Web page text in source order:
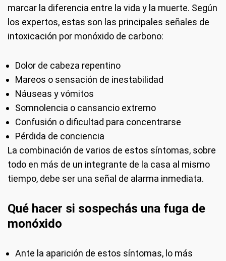
marcar la diferencia entre la vida y la muerte. Según
los expertos, estas son las principales señales de
intoxicación por monóxido de carbono:
Dolor de cabeza repentino
Mareos o sensación de inestabilidad
Náuseas y vómitos
Somnolencia o cansancio extremo
Confusión o dificultad para concentrarse
Pérdida de conciencia
La combinación de varios de estos síntomas, sobre
todo en más de un integrante de la casa al mismo
tiempo, debe ser una señal de alarma inmediata.
Qué hacer si sospechás una fuga de
monóxido
Ante la aparición de estos síntomas, lo más